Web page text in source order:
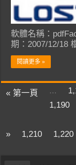
軟體名稱：
期：2007/12/18
閱讀更多 »
« 第一頁 ...
1,190
»
1,210 1,220